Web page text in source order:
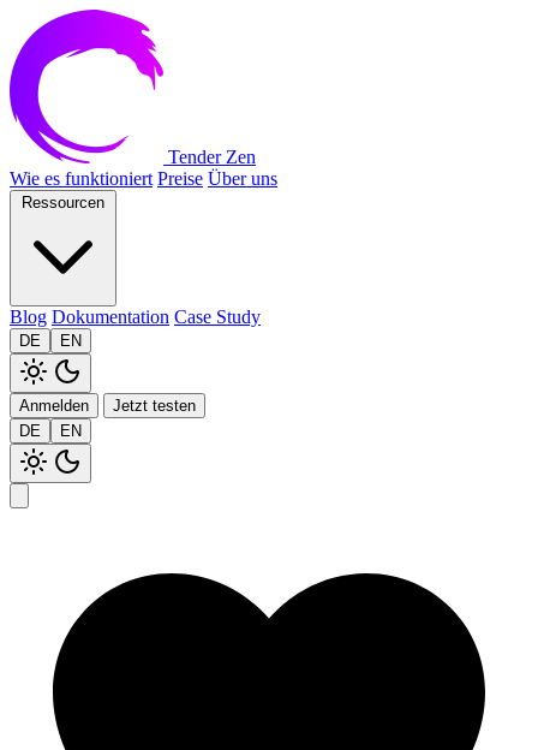
Tender Zen
Wie es funktioniert Preise Über uns
Blog Dokumentation Case Study
DE EN
Anmelden
Jetzt testen
DE
EN